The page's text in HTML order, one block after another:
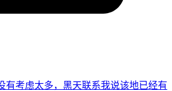
有考虑太多，黑天联系我说该地已经有